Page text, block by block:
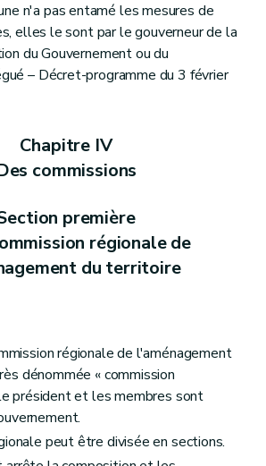
Des dispositions générales
premier Des sites à réaménager
II De la revitalisation urbaine
dispositions particulières
Du droit de préemption
n'a pas entamé les mesures de
elles le sont par le gouverneur de la
du Gouvernement ou du
– Décret-programme du 3 février
Chapitre IV
commissions
première
régionale de
du territoire
régionale de l'aménagement
dénommée « commission
président et les membres sont
peut être divisée en sections.